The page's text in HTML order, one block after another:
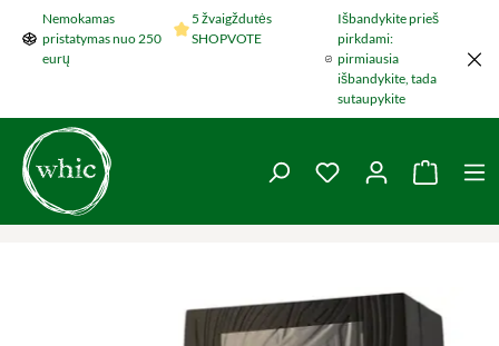
Šokti į pagrindinį turinį
Nemokamas
pristatymas nuo 250
eurų
5 žvaigždutės
SHOPVOTE
Išbandykite prieš
pirkdami:
pirmiausia
išbandykite, tada
sutaupykite
You have 0 wishlist
Praleisti nuotraukų galeriją